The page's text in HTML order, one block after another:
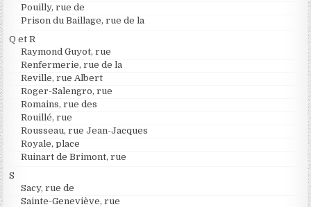
Pouilly, rue de
Prison du Baillage, rue de la
Q et R
Raymond Guyot, rue
Renfermerie, rue de la
Reville, rue Albert
Roger-Salengro, rue
Romains, rue des
Rouillé, rue
Rousseau, rue Jean-Jacques
Royale, place
Ruinart de Brimont, rue
S
Sacy, rue de
Sainte-Geneviève, rue